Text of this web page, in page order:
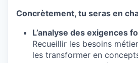
Concrètement, tu seras en
L’analyse des exigences
Recueillir les besoins
les transformer en